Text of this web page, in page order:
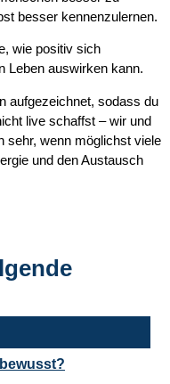
besser kennenzulernen.
wie positiv sich
Leben auswirken kann.
aufgezeichnet, sodass du
live schaffst – wir und
sehr, wenn möglichst viele
und den Austausch